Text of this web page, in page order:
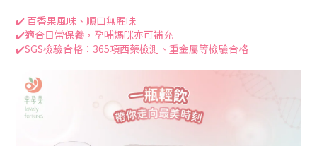
✔️ 百香果風味、順口無腥味
✔️適合日常保養，孕哺媽咪亦可補充
✔️SGS檢驗合格：365項西藥檢測、重金屬等檢驗合格